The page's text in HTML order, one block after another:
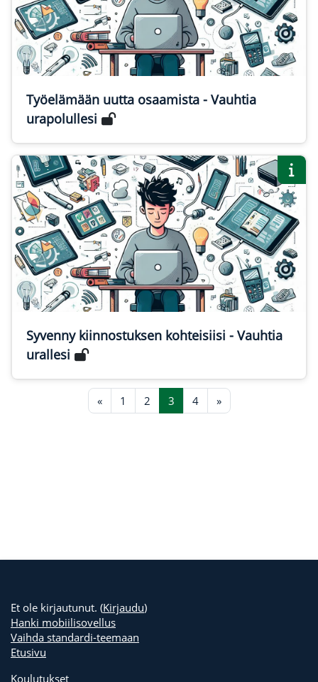
Työelämään uutta osaamista - Vauhtia
urapolullesi
Syvenny kiinnostuksen kohteisiisi - Vauhtia
urallesi
«Edellinen sivu
1 Sivu 1
2Sivu 2
3Sivu 3
4Sivu 4
»Seuraava sivu
Et ole kirjautunut. (Kirjaudu)
Hanki mobiilisovellus
Vaihda standardi-teemaan
Etusivu
Koulutukset